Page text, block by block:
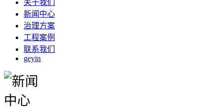
关于我们
新闻中心
治理方案
工程案例
联系我们
geyin